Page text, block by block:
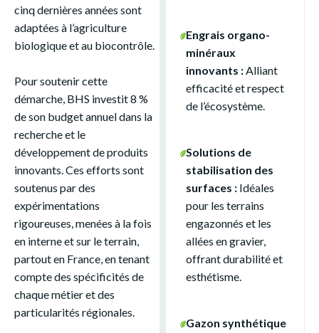
cinq dernières années sont
adaptées à l’agriculture
biologique et au biocontrôle.
Pour soutenir cette
démarche, BHS investit 8 %
de son budget annuel dans la
recherche et le
développement de produits
innovants. Ces efforts sont
soutenus par des
expérimentations
rigoureuses, menées à la fois
en interne et sur le terrain,
partout en France, en tenant
compte des spécificités de
chaque métier et des
particularités régionales.
Engrais organo-
minéraux
innovants :Alliant
efficacité et respect
de l’écosystème.
Solutions de
stabilisation des
surfaces : Idéales
pour les terrains
engazonnés et les
allées en gravier,
offrant durabilité et
esthétisme.
Gazon synthétique